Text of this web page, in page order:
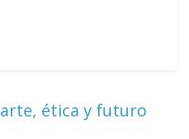
ética y futuro